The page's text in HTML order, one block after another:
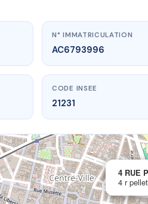
www.vme.plus/
4 RUE PELLETIER DE
4 r pelletier de chambure
N° IMMATRICULATION
AC6793996
CODE INSEE
21231
4 RUE
4 r